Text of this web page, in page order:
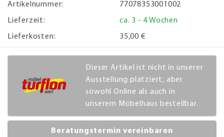
Artikelnummer:
77078353001002
Lieferzeit:
ca. 3 - 4 Wochen
Lieferkosten:
35,00 €
Dieser Artikel ist nicht in unserer
Ausstellung platziert, aber
sowohl Online als auch in
unserem Möbelhaus bestellbar.
Beratungstermin vereinbaren